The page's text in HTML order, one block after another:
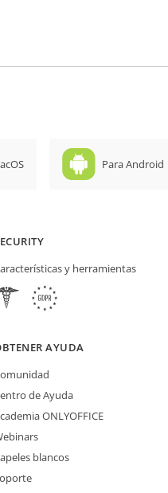
Para Android
y herramientas
AYUDA
de Ayuda
ONLYOFFICE
blancos